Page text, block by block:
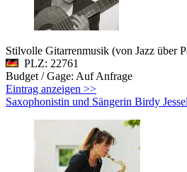
Stilvolle Gitarrenmusik (von Jazz über
PLZ: 22761
Budget / Gage: Auf Anfrage
Eintrag anzeigen >>
Saxophonistin und Sängerin Birdy